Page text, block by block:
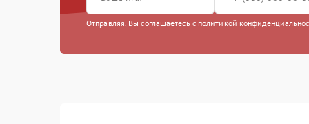
Отправляя, Вы соглашаетесь с политикой